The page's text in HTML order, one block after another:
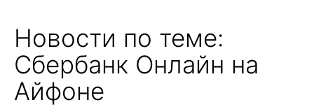
Новости по теме:
Сбербанк Онлайн на
Айфоне